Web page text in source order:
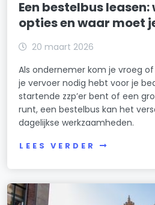
Een bestelbus
opties en waar moet
20 maart 2026
Als ondernemer kom je vroeg
je vervoer nodig hebt voor je
startende zzp’er bent of een
runt, een bestelbus kan het
dagelijkse werkzaamheden.
LEES VERDER